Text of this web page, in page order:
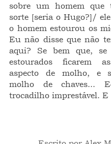
sobre um homem que
sorte [seria o Hugo?]/
o homem estourou os
Eu não disse que não
aqui? Se bem que, se
estourados ficarem
aspecto de molho, e
molho de chaves...
trocadilho imprestável. E